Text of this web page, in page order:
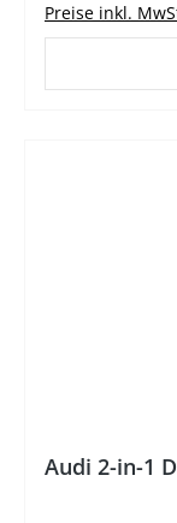
Preise inkl.
Audi 2-in-1